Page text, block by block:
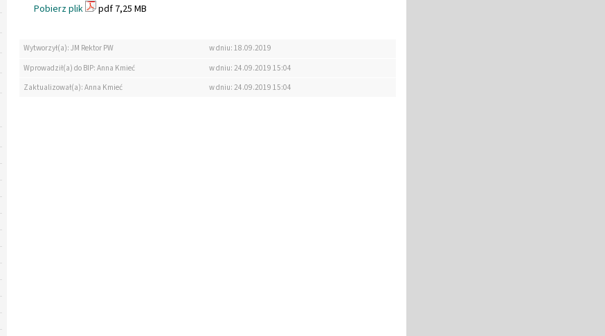
Pobierz plik pdf 7,25 MB
Wytworzył(a): JM Rektor PW
w dniu: 18.09.2019
Wprowadził(a) do BIP: Anna Kmieć
w dniu: 24.09.2019 15:04
Zaktualizował(a): Anna Kmieć
w dniu: 24.09.2019 15:04